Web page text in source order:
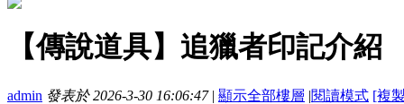
【傳說道具】追獵者印記介紹
admin 發表於 2026-3-30 16:06:47 | 顯示全部樓層 |閱讀模式 [複